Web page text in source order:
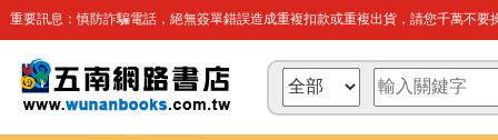
重要訊息：慎防詐騙電話，絕無簽單錯誤造成重複扣款或重複出貨，請您千萬不要